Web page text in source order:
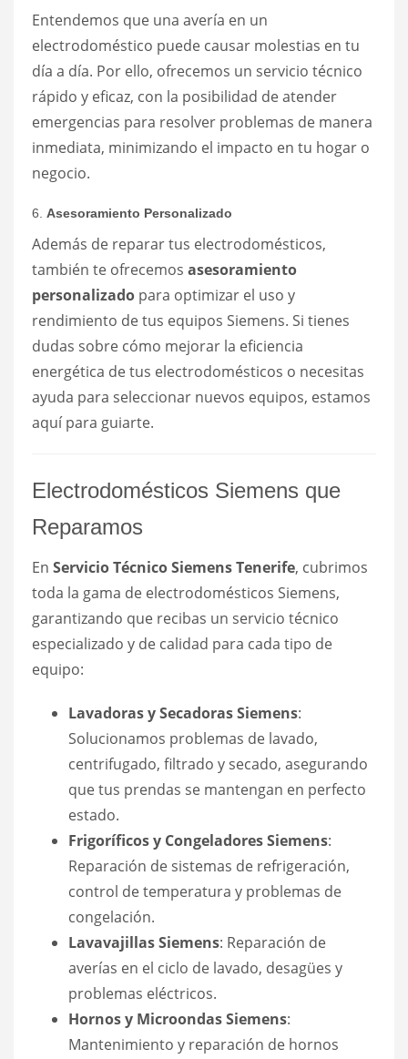
Entendemos que una avería en un
electrodoméstico puede causar molestias en tu
día a día. Por ello, ofrecemos un servicio técnico
rápido y eficaz, con la posibilidad de atender
emergencias para resolver problemas de manera
inmediata, minimizando el impacto en tu hogar o
negocio.
6. Asesoramiento Personalizado
Además de reparar tus electrodomésticos,
también te ofrecemos asesoramiento
personalizado para optimizar el uso y
rendimiento de tus equipos Siemens. Si tienes
dudas sobre cómo mejorar la eficiencia
energética de tus electrodomésticos o necesitas
ayuda para seleccionar nuevos equipos, estamos
aquí para guiarte.
Electrodomésticos Siemens que
Reparamos
En Servicio Técnico Siemens Tenerife, cubrimos
toda la gama de electrodomésticos Siemens,
garantizando que recibas un servicio técnico
especializado y de calidad para cada tipo de
equipo:
Lavadoras y Secadoras Siemens:
Solucionamos problemas de lavado,
centrifugado, filtrado y secado, asegurando
que tus prendas se mantengan en perfecto
estado.
Frigoríficos y Congeladores Siemens:
Reparación de sistemas de refrigeración,
control de temperatura y problemas de
congelación.
Lavavajillas Siemens: Reparación de
averías en el ciclo de lavado, desagües y
problemas eléctricos.
Hornos y Microondas Siemens:
Mantenimiento y reparación de hornos